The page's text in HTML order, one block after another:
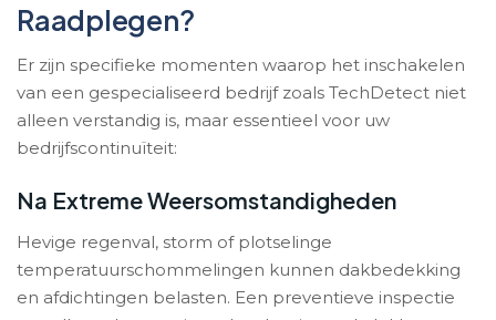
Raadplegen?
Er zijn specifieke momenten waarop het inschakelen
van een gespecialiseerd bedrijf zoals TechDetect niet
alleen verstandig is, maar essentieel voor uw
bedrijfscontinuïteit:
Na Extreme Weersomstandigheden
Hevige regenval, storm of plotselinge
temperatuurschommelingen kunnen dakbedekking
en afdichtingen belasten. Een preventieve inspectie